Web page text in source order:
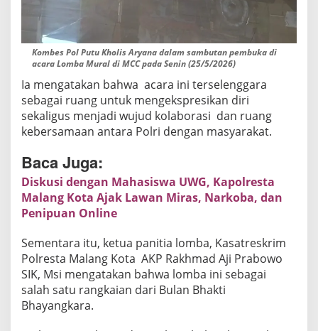
a
n
a
a
a
Kombes Pol Putu Kholis Aryana dalam sambutan pembuka di
acara Lomba Mural di MCC pada Senin (25/5/2026)
Ia mengatakan bahwa acara ini terselenggara
sebagai ruang untuk mengekspresikan diri
sekaligus menjadi wujud kolaborasi dan ruang
kebersamaan antara Polri dengan masyarakat.
Baca Juga:
Diskusi dengan Mahasiswa UWG, Kapolresta
Malang Kota Ajak Lawan Miras, Narkoba, dan
Penipuan Online
Sementara itu, ketua panitia lomba, Kasatreskrim
Polresta Malang Kota AKP Rakhmad Aji Prabowo
SIK, Msi mengatakan bahwa lomba ini sebagai
salah satu rangkaian dari Bulan Bhakti
Bhayangkara.